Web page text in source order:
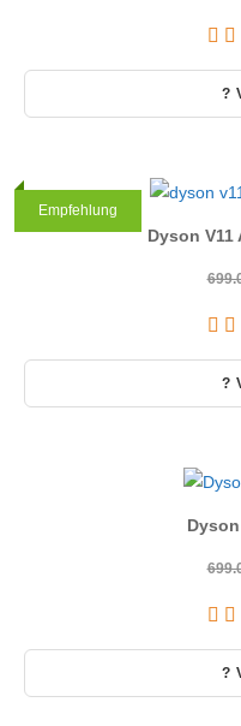
Testsieger
Empfehlung
Dyson V11